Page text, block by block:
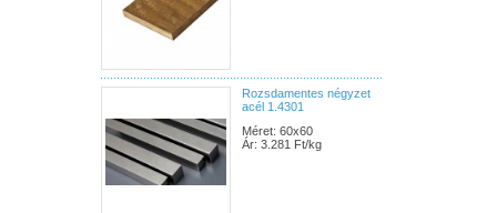
Rozsdamentes négyzet
acél 1.4301
Méret: 60x60
Ár: 3.281 Ft/kg